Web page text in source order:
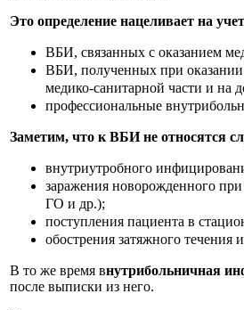
Это определение нацеливает на
ВБИ, связанных с оказанием
ВБИ, полученных при
медико-санитарной части и на
профессиональные
Заметим, что к ВБИ не относятся
внутриутробного
заражения новорожденного
ГО и др.);
поступления пациента в
обострения затяжного
В то же время внутрибольничная
после выписки из него.